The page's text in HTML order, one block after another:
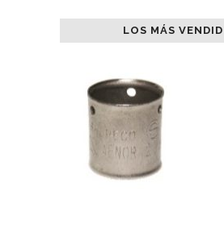
LOS MÁS